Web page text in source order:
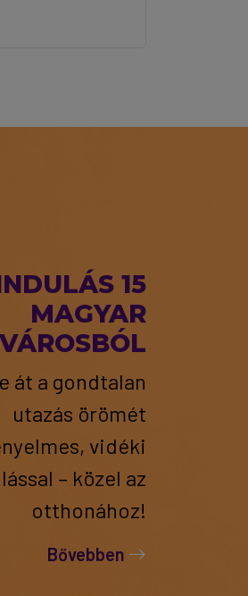
15
MAGYAR
VÁROSBÓL
át a gondtalan
utazás örömét
vidéki
– közel az
otthonához!
Bővebben